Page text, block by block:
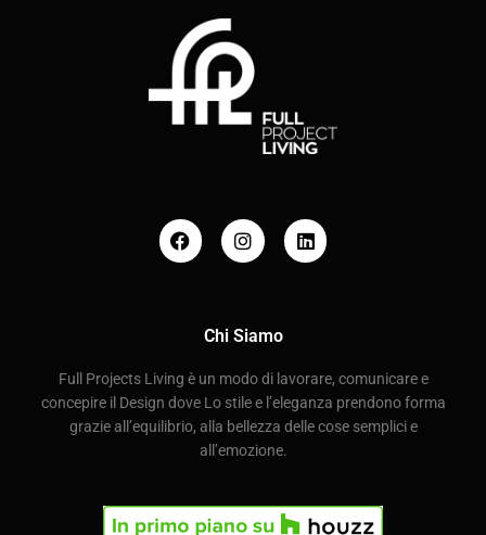
Chi Siamo
Full Projects Living è un modo di lavorare, comunicare e
concepire il Design dove Lo stile e l’eleganza prendono forma
grazie all’equilibrio, alla bellezza delle cose semplici e
all’emozione.